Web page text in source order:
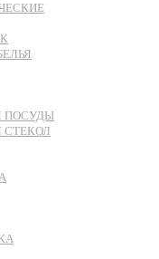
ПОСУДЫ
СТЕКОЛ